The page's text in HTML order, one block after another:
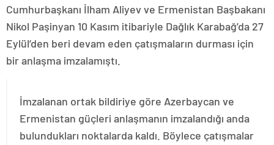
Cumhurbaşkanı İlham Aliyev ve Ermenistan Başbakanı
Nikol Paşinyan 10 Kasım itibariyle Dağlık Karabağ’da 27
Eylül’den beri devam eden çatışmaların durması için
bir anlaşma imzalamıştı.
İmzalanan ortak bildiriye göre Azerbaycan ve
Ermenistan güçleri anlaşmanın imzalandığı anda
bulundukları noktalarda kaldı. Böylece çatışmalar